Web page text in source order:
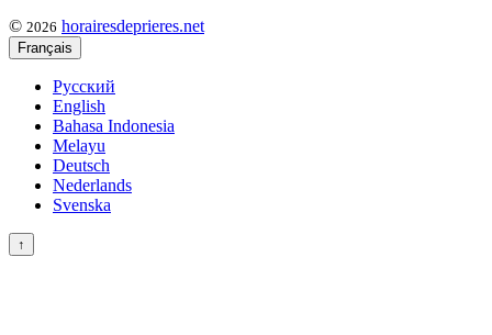
© 2026 horairesdeprieres.net
Français
Русский
English
Bahasa Indonesia
Melayu
Deutsch
Nederlands
Svenska
↑